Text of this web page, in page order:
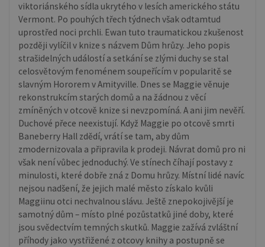
viktoriánského sídla ukrytého v lesích amerického státu
Vermont. Po pouhých třech týdnech však odtamtud
uprostřed noci prchli. Ewan tuto traumatickou zkušenost
později vylíčil v knize s názvem Dům hrůzy. Jeho popis
strašidelných událostí a setkání se zlými duchy se stal
celosvětovým fenoménem soupeřícím v popularitě se
slavným Hororem v Amityville. Dnes se Maggie věnuje
rekonstrukcím starých domů a na žádnou z věcí
zmíněných v otcově knize si nevzpomíná. A ani jim nevěří.
Duchové přece neexistují. Když Maggie po otcově smrti
Baneberry Hall zdědí, vrátí se tam, aby dům
zmodernizovala a připravila k prodeji. Návrat domů pro ni
však není vůbec jednoduchý. Ve stínech číhají postavy z
minulosti, které dobře zná z Domu hrůzy. Místní lidé navíc
nejsou nadšení, že jejich malé město získalo kvůli
Maggiinu otci nechvalnou slávu. Ještě znepokojivější je
samotný dům – místo plné pozůstatků jiné doby, které
jsou svědectvím temných skutků. Maggie zažívá zvláštní
příhody jako vystřižené z otcovy knihy a postupně se